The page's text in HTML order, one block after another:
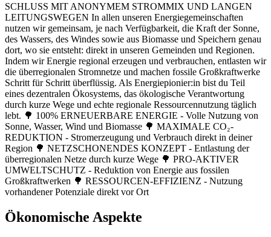
SCHLUSS MIT ANONYMEM STROMMIX UND LANGEN
LEITUNGSWEGEN In allen unseren Energiegemeinschaften
nutzen wir gemeinsam, je nach Verfügbarkeit, die Kraft der Sonne,
des Wassers, des Windes sowie aus Biomasse und Speichern genau
dort, wo sie entsteht: direkt in unseren Gemeinden und Regionen.
Indem wir Energie regional erzeugen und verbrauchen, entlasten wir
die überregionalen Stromnetze und machen fossile Großkraftwerke
Schritt für Schritt überflüssig. Als Energiepionier:in bist du Teil
eines dezentralen Ökosystems, das ökologische Verantwortung
durch kurze Wege und echte regionale Ressourcennutzung täglich
lebt. 🌳 100% ERNEUERBARE ENERGIE - Volle Nutzung von
Sonne, Wasser, Wind und Biomasse 🌳 MAXIMALE CO₂-
REDUKTION - Stromerzeugung und Verbrauch direkt in deiner
Region 🌳 NETZSCHONENDES KONZEPT - Entlastung der
überregionalen Netze durch kurze Wege 🌳 PRO-AKTIVER
UMWELTSCHUTZ - Reduktion von Energie aus fossilen
Großkraftwerken 🌳 RESSOURCEN-EFFIZIENZ - Nutzung
vorhandener Potenziale direkt vor Ort
Ökonomische Aspekte